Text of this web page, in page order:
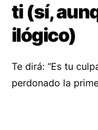
ti (sí,
ilógico)
Te dirá: “Es tu
perdonado la